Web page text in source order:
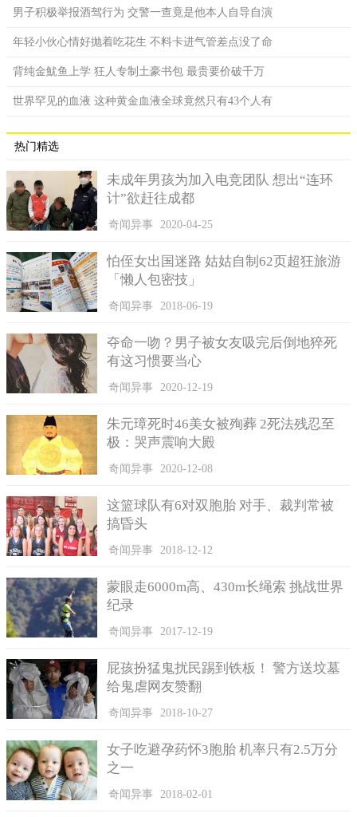
男子积极举报酒驾行为 交警一查竟是他本人自导自演
年轻小伙心情好抛着吃花生 不料卡进气管差点没了命
背纯金魷鱼上学 狂人专制土豪书包 最贵要价破千万
世界罕见的血液 这种黄金血液全球竟然只有43个人有
热门精选
未成年男孩为加入电竞团队 想出“连环
计”欲赶往成都
奇闻异事 2020-04-25
怕侄女出国迷路 姑姑自制62页超狂旅游
「懒人包密技」
奇闻异事 2018-06-19
夺命一吻？男子被女友吸完后倒地猝死
有这习惯要当心
奇闻异事 2020-12-19
朱元璋死时46美女被殉葬 2死法残忍至
极：哭声震响大殿
奇闻异事 2020-12-08
这篮球队有6对双胞胎 对手、裁判常被
搞昏头
奇闻异事 2018-12-12
蒙眼走6000m高、430m长绳索 挑战世界
纪录
奇闻异事 2017-12-19
屁孩扮猛鬼扰民踢到铁板！ 警方送坟墓
给鬼虐网友赞翻
奇闻异事 2018-10-27
女子吃避孕药怀3胞胎 机率只有2.5万分
之一
奇闻异事 2018-02-01